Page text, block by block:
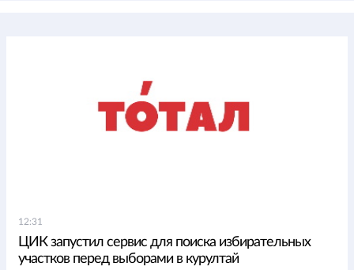
12:31
ЦИК запустил сервис для поиска избирательных
участков перед выборами в курултай